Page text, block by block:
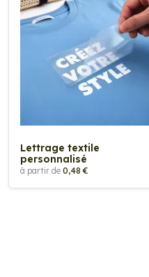
Lettrage textile
personnalisé
à partir de 0,48 €